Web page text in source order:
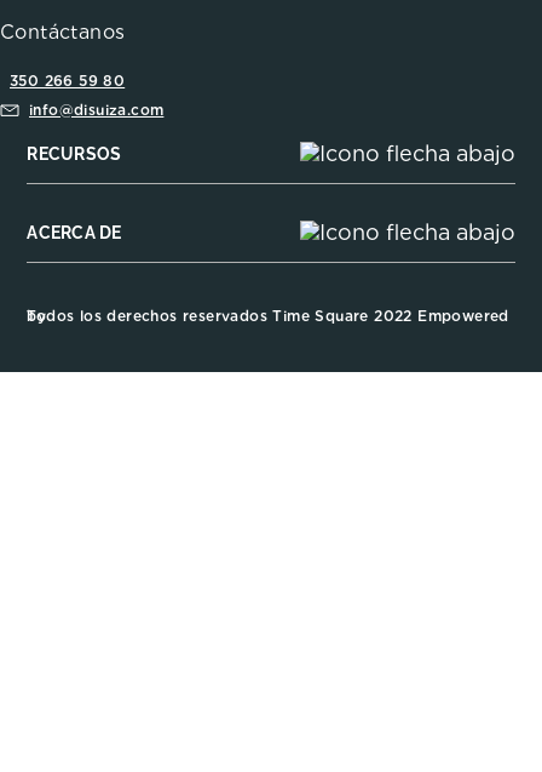
Contáctanos
350 266 59 80
info@disuiza.com
RECURSOS
ACERCA DE
Todos los derechos reservados Time Square 2022 Empowered by